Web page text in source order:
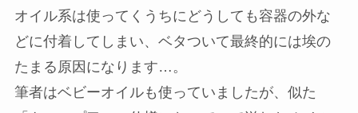
オイル系は使ってくうちにどうしても容器の外な
どに付着してしまい、ベタついて最終的には埃の
たまる原因になります…。
筆者はベビーオイルも使っていましたが、似た